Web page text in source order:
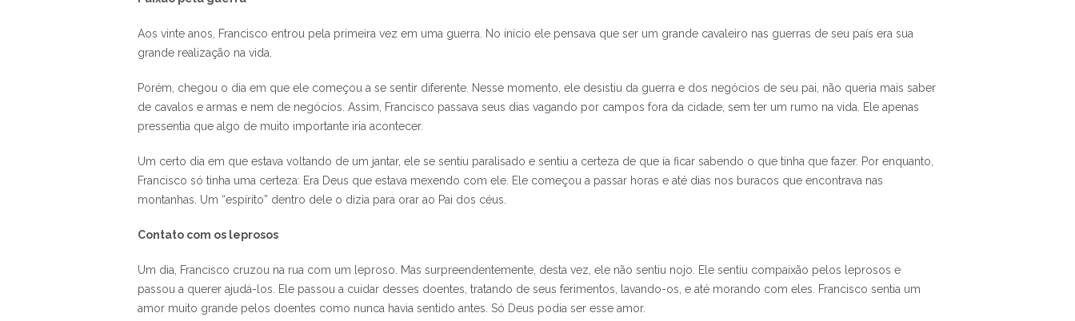
Aos vinte anos, Francisco entrou pela primeira vez em uma guerra. No início ele pensava que ser um grande cavaleiro nas guerras de seu país era sua
grande realização na vida.
Porém, chegou o dia em que ele começou a se sentir diferente. Nesse momento, ele desistiu da guerra e dos negócios de seu pai, não queria mais saber
de cavalos e armas e nem de negócios. Assim, Francisco passava seus dias vagando por campos fora da cidade, sem ter um rumo na vida. Ele apenas
pressentia que algo de muito importante iria acontecer.
Um certo dia em que estava voltando de um jantar, ele se sentiu paralisado e sentiu a certeza de que ía ficar sabendo o que tinha que fazer. Por enquanto,
Francisco só tinha uma certeza: Era Deus que estava mexendo com ele. Ele começou a passar horas e até dias nos buracos que encontrava nas
montanhas. Um “espírito” dentro dele o dizia para orar ao Pai dos céus.
Contato com os leprosos
Um dia, Francisco cruzou na rua com um leproso. Mas surpreendentemente, desta vez, ele não sentiu nojo. Ele sentiu compaixão pelos leprosos e
passou a querer ajudá-los. Ele passou a cuidar desses doentes, tratando de seus ferimentos, lavando-os, e até morando com eles. Francisco sentia um
amor muito grande pelos doentes como nunca havia sentido antes. Só Deus podia ser esse amor.